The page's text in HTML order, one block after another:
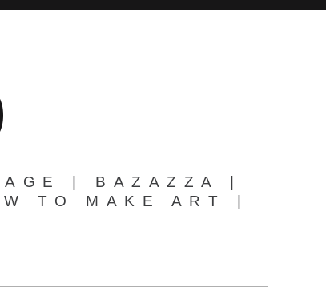
| BAZAZZA |
TO MAKE ART |